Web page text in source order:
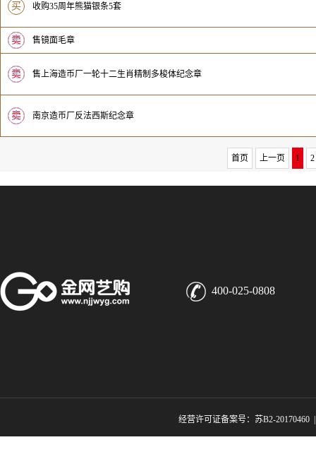
买 收购35周年熊猫银条5套
卖
无 售镜面毛章
卖
无 售上海造币厂一轮十二生肖精制多梭体纪念章
卖
无 南京造币厂反法西斯纪念章
首页 上一页 1 2
400-025-0808
经营许可证备案号：苏B2-20170460